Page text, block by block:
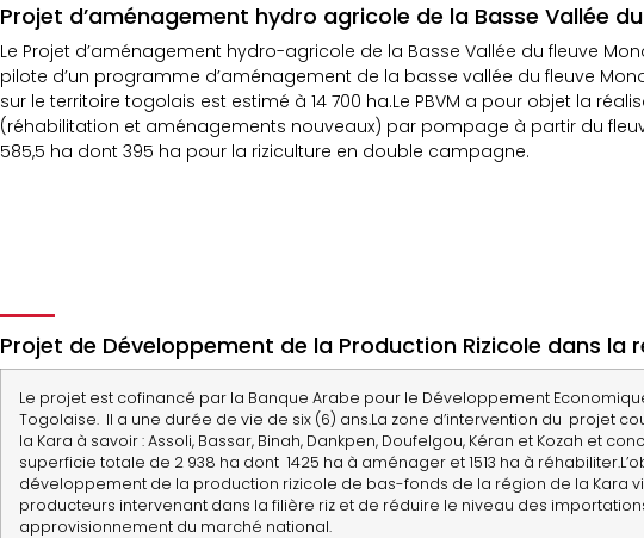
Projet d’aménagement hydro agricole de la Basse Vallée
Le Projet d’aménagement hydro-agricole de la Basse Vallée du fleuve
pilote d’un programme d’aménagement de la basse vallée du fleuve
sur le territoire togolais est estimé à 14 700 ha.Le PBVM a pour objet la
(réhabilitation et aménagements nouveaux) par pompage à partir du
585,5 ha dont 395 ha pour la riziculture en double campagne.
Projet de Développement de la Production Rizicole dans la
Le projet est cofinancé par la Banque Arabe pour le Développement
Togolaise. Il a une durée de vie de six (6) ans.La zone d’intervention du projet
la Kara à savoir : Assoli, Bassar, Binah, Dankpen, Doufelgou, Kéran et Kozah et
superficie totale de 2 938 ha dont 1425 ha à aménager et 1513 ha à
développement de la production rizicole de bas-fonds de la région de la Kara
producteurs intervenant dans la filière riz et de réduire le niveau des
approvisionnement du marché national.